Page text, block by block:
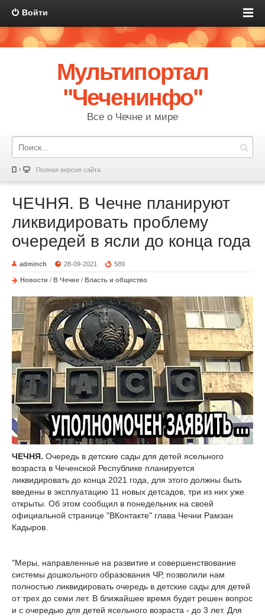
Войти
Мультипортал
"Чеченинфо"
Все о Чечне и мире
Полная версия сайта
ЧЕЧНЯ. В Чечне планируют
ликвидировать проблему
очередей в ясли до конца года
adminch 28-09-2021 589
Новости / В Чечне / Власть и общество
ЧЕЧНЯ. Очередь в детские сады для детей ясельного
возраста в Чеченской Республике планируется
ликвидировать до конца 2021 года, для этого должны быть
введены в эксплуатацию 11 новых детсадов, три из них уже
открыты. Об этом сообщил в понедельник на своей
официальной странице "ВКонтакте" глава Чечни Рамзан
Кадыров.
"Меры, направленные на развитие и совершенствование
системы дошкольного образования ЧР, позволили нам
полностью ликвидировать очередь в детские сады для детей
от трех до семи лет. В ближайшее время будет решен вопрос
и с очередью для детей ясельного возраста - до 3 лет. Для